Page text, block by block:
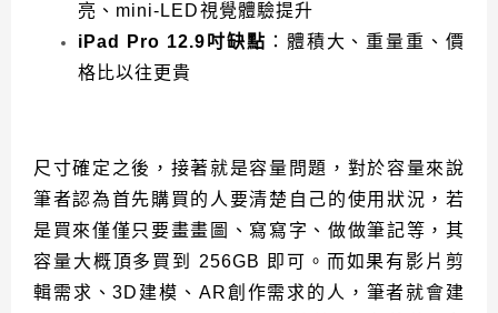
亮、mini-LED視覺體驗提升
iPad Pro 12.9吋缺點 ：體積大、重量重、價
格比以往更貴
尺寸確定之後，接著就是容量問題，對於容量來說
筆者認為首先購買的人要清楚自己的使用狀況，若
是買來僅僅只要畫畫圖、寫寫字、做做筆記等，其
容量大概頂多買到 256GB 即可。而如果有影片剪
輯需求、3D建模、AR創作需求的人，筆者就會建